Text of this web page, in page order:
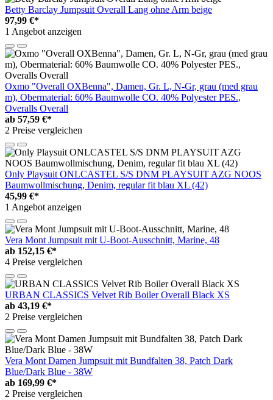
Betty Barclay Jumpsuit Overall Lang ohne Arm beige
97,99 €*
1 Angebot anzeigen
Oxmo "Overall OXBenna", Damen, Gr. L, N-Gr, grau (med grau
m), Obermaterial: 60% Baumwolle CO. 40% Polyester PES.,
Overalls Overall
ab 57,59 €*
2 Preise vergleichen
Only Playsuit ONLCASTEL S/S DNM PLAYSUIT AZG NOOS
Baumwollmischung, Denim, regular fit blau XL (42)
45,99 €*
1 Angebot anzeigen
Vera Mont Jumpsuit mit U-Boot-Ausschnitt, Marine, 48
ab 152,15 €*
4 Preise vergleichen
URBAN CLASSICS Velvet Rib Boiler Overall Black XS
ab 43,19 €*
2 Preise vergleichen
Vera Mont Damen Jumpsuit mit Bundfalten 38, Patch Dark
Blue/Dark Blue - 38W
ab 169,99 €*
2 Preise vergleichen